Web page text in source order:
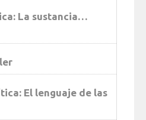
La sustancia…
El lenguaje de las